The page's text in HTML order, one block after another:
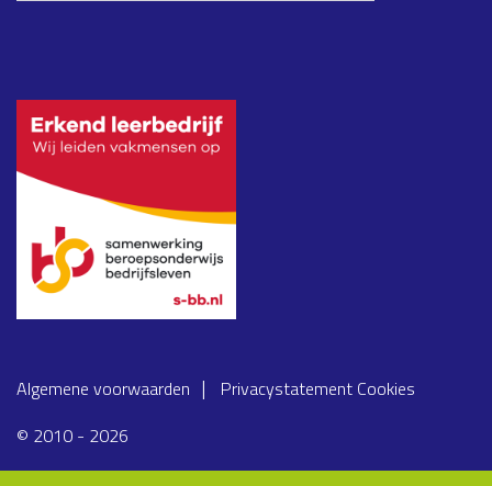
Algemene voorwaarden Privacystatement Cookies
© 2010 - 2026